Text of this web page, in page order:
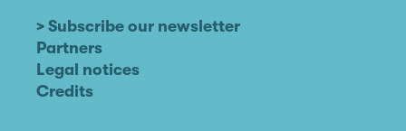
> Subscribe our newsletter
Partners
Legal notices
Credits